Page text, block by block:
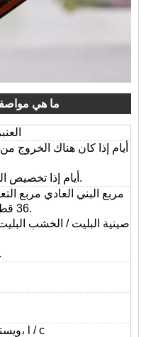
ما هي
2. 7-20 أيام إذا تخصيص الشكل والحجم.
36 قطع في الكرتون التصدير.
3. تخصيص لون مربع.
t / t، ويسترن يونيون، بايبال، l / c